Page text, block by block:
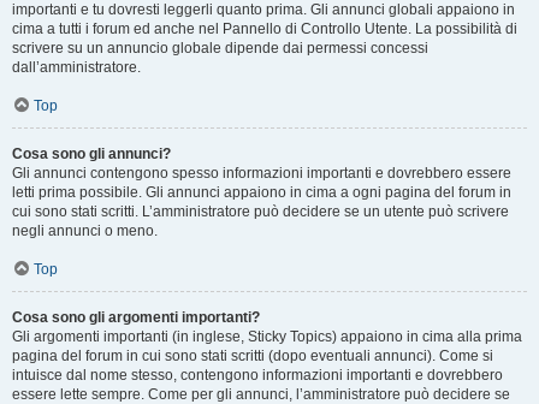
importanti e tu dovresti leggerli quanto prima. Gli annunci globali appaiono in
cima a tutti i forum ed anche nel Pannello di Controllo Utente. La possibilità di
scrivere su un annuncio globale dipende dai permessi concessi
dall’amministratore.
Top
Cosa sono gli annunci?
Gli annunci contengono spesso informazioni importanti e dovrebbero essere
letti prima possibile. Gli annunci appaiono in cima a ogni pagina del forum in
cui sono stati scritti. L’amministratore può decidere se un utente può scrivere
negli annunci o meno.
Top
Cosa sono gli argomenti importanti?
Gli argomenti importanti (in inglese, Sticky Topics) appaiono in cima alla prima
pagina del forum in cui sono stati scritti (dopo eventuali annunci). Come si
intuisce dal nome stesso, contengono informazioni importanti e dovrebbero
essere lette sempre. Come per gli annunci, l’amministratore può decidere se